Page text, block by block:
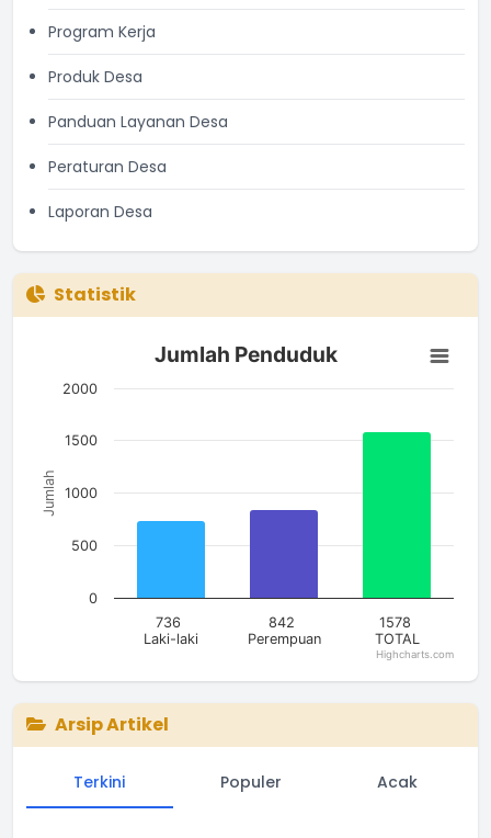
Program Kerja
Produk Desa
Panduan Layanan Desa
Peraturan Desa
Laporan Desa
Statistik
Jumlah Penduduk
Bar chart with 3 bars.
The chart has 1 X axis displaying categories.
Jumlah
Jumlah Penduduk
736
Laki-laki
842
Perempuan
1578
TOTAL
0
500
1000
1500
2000
Highcharts.com
Arsip Artikel
Terkini Populer Acak